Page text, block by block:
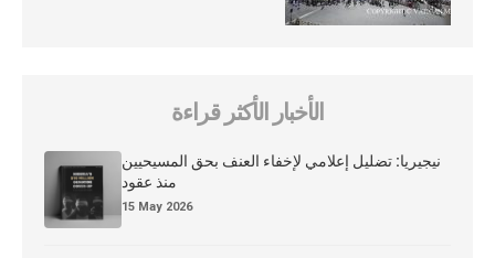
الأخبار الأكثر قراءة
نيجيريا: تضليل إعلامي لإخفاء العنف بحق المسيحيين
منذ عقود
15 May 2026